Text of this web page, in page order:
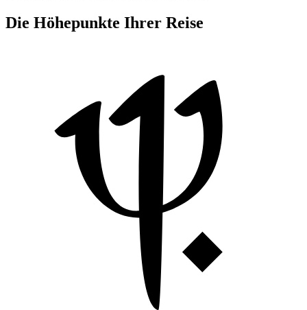
Die Höhepunkte Ihrer Reise